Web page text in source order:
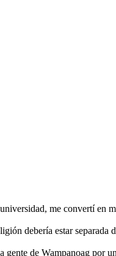
me convertí en
debería estar separada
de Wampanoag por